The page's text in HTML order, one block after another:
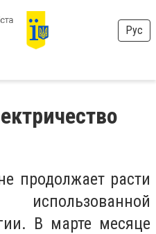
Рус
продолжает расти
В марте месяце